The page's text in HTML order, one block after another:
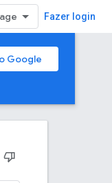
Fazer login
Google